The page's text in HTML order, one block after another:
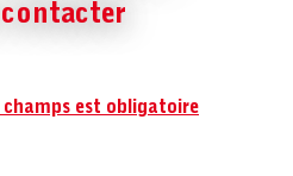
est obligatoire